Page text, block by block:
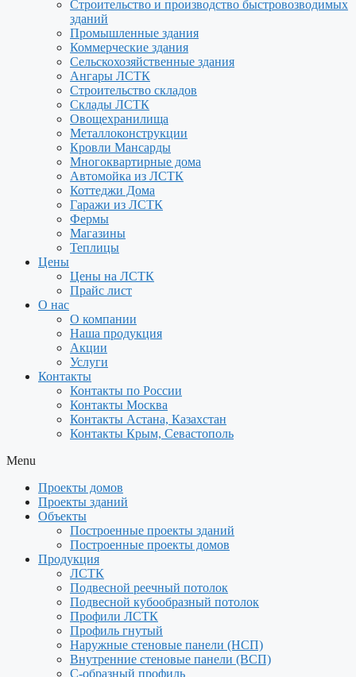
Строительство и производство быстровозводимых
зданий
Промышленные здания
Коммерческие здания
Сельскохозяйственные здания
Ангары ЛСТК
Строительство складов
Склады ЛСТК
Овощехранилища
Металлоконструкции
Кровли Мансарды
Многоквартирные дома
Автомойка из ЛСТК
Коттеджи Дома
Гаражи из ЛСТК
Фермы
Магазины
Теплицы
Цены
Цены на ЛСТК
Прайс лист
О нас
О компании
Наша продукция
Акции
Услуги
Контакты
Контакты по России
Контакты Москва
Контакты Астана, Казахстан
Контакты Крым, Севастополь
Menu
Проекты домов
Проекты зданий
Объекты
Построенные проекты зданий
Построенные проекты домов
Продукция
ЛСТК
Подвесной реечный потолок
Подвесной кубообразный потолок
Профили ЛСТК
Профиль гнутый
Наружные стеновые панели (НСП)
Внутренние стеновые панели (ВСП)
С-образный профиль